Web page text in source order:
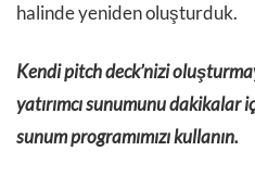
halinde yeniden oluşturduk.
Kendi pitch deck’nizi
yatırımcı sunumunu dakikalar
sunum programımızı kullanın.